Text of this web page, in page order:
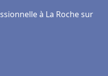
à La Roche sur